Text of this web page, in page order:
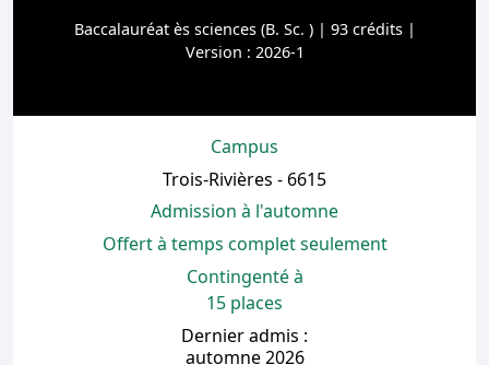
Baccalauréat ès sciences (B. Sc. ) | 93 crédits |
Version : 2026-1
Campus
Trois-Rivières - 6615
Admission à l'automne
Offert à temps complet seulement
Contingenté à
15 places
Dernier admis :
automne 2026